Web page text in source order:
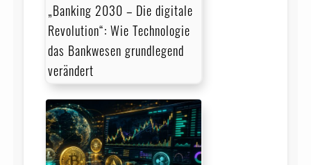
„Banking 2030 – Die digitale
Revolution“: Wie Technologie
das Bankwesen grundlegend
verändert